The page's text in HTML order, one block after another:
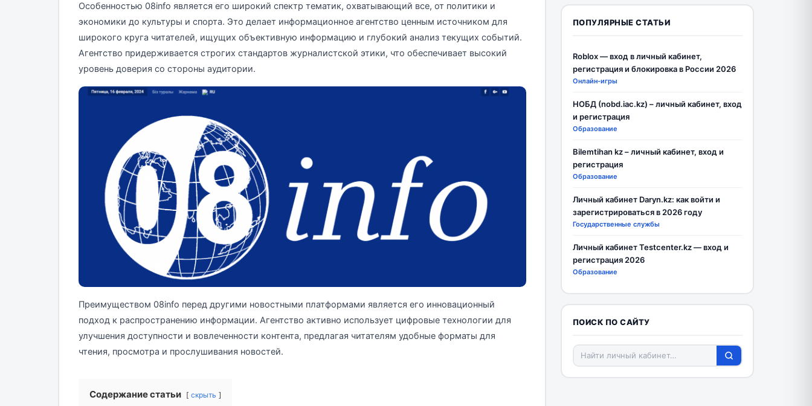
Особенностью 08info является его широкий спектр тематик, охватывающий все, от политики и
экономики до культуры и спорта. Это делает информационное агентство ценным источником для
широкого круга читателей, ищущих объективную информацию и глубокий анализ текущих событий.
Агентство придерживается строгих стандартов журналистской этики, что обеспечивает высокий
уровень доверия со стороны аудитории.
Преимуществом 08info перед другими новостными платформами является его инновационный
подход к распространению информации. Агентство активно использует цифровые технологии для
улучшения доступности и вовлеченности контента, предлагая читателям удобные форматы для
чтения, просмотра и прослушивания новостей.
Содержание статьи скрыть
ПОПУЛЯРНЫЕ СТАТЬИ
Roblox — вход в личный кабинет,
регистрация и блокировка в России 2026
Онлайн-игры
НОБД (nobd.iac.kz) – личный кабинет, вход
и регистрация
Образование
Bilemtihan kz – личный кабинет, вход и
регистрация
Образование
Личный кабинет Daryn.kz: как войти и
зарегистрироваться в 2026 году
Государственные службы
Личный кабинет Testcenter.kz — вход и
регистрация 2026
Образование
ПОИСК ПО САЙТУ